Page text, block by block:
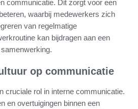
communicatie. Dit zorgt voor een
waarbij medewerkers zich
van regelmatige
kan bijdragen aan een
op communicatie
cruciale rol in interne communicatie.
en overtuigingen binnen een